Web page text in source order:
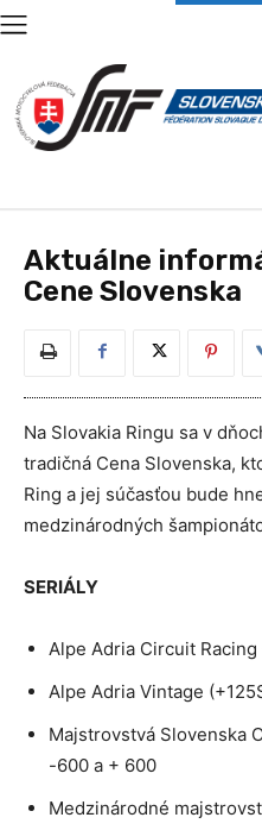
Aktuálne
Cene Slovenska
Na Slovakia Ringu sa v
tradičná Cena Slovenska,
Ring a jej súčasťou bude
medzinárodných
SERIÁLY
Alpe Adria Circuit
Alpe Adria Vintage
Majstrovstvá Slovenska
-600 a + 600
Medzinárodné